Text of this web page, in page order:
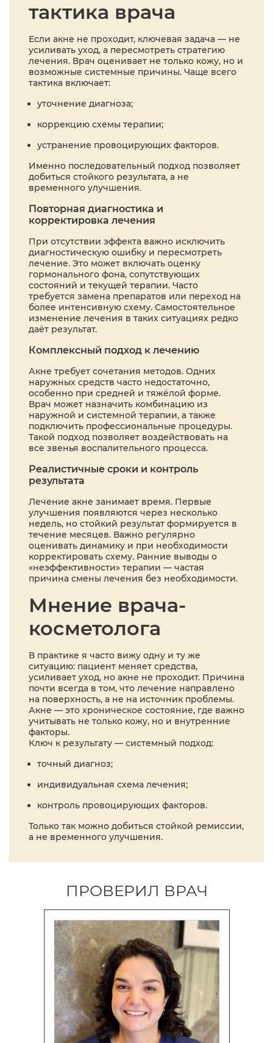
тактика врача
Если акне не проходит, ключевая задача — не
усиливать уход, а пересмотреть стратегию
лечения. Врач оценивает не только кожу, но и
возможные системные причины. Чаще всего
тактика включает:
уточнение диагноза;
коррекцию схемы терапии;
устранение провоцирующих факторов.
Именно последовательный подход позволяет
добиться стойкого результата, а не
временного улучшения.
Повторная диагностика и
корректировка лечения
При отсутствии эффекта важно исключить
диагностическую ошибку и пересмотреть
лечение. Это может включать оценку
гормонального фона, сопутствующих
состояний и текущей терапии. Часто
требуется замена препаратов или переход на
более интенсивную схему. Самостоятельное
изменение лечения в таких ситуациях редко
даёт результат.
Комплексный подход к лечению
Акне требует сочетания методов. Одних
наружных средств часто недостаточно,
особенно при средней и тяжёлой форме.
Врач может назначить комбинацию из
наружной и системной терапии, а также
подключить профессиональные процедуры.
Такой подход позволяет воздействовать на
все звенья воспалительного процесса.
Реалистичные сроки и контроль
результата
Лечение акне занимает время. Первые
улучшения появляются через несколько
недель, но стойкий результат формируется в
течение месяцев. Важно регулярно
оценивать динамику и при необходимости
корректировать схему. Ранние выводы о
«неэффективности» терапии — частая
причина смены лечения без необходимости.
Мнение врача-
косметолога
В практике я часто вижу одну и ту же
ситуацию: пациент меняет средства,
усиливает уход, но акне не проходит. Причина
почти всегда в том, что лечение направлено
на поверхность, а не на источник проблемы.
Акне — это хроническое состояние, где важно
учитывать не только кожу, но и внутренние
факторы.
Ключ к результату — системный подход:
точный диагноз;
индивидуальная схема лечения;
контроль провоцирующих факторов.
Только так можно добиться стойкой ремиссии,
а не временного улучшения.
ПРОВЕРИЛ ВРАЧ